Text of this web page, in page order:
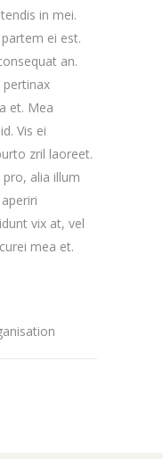
in mei.
ei est.
an.
pertinax
et. Mea
Vis ei
zril laoreet.
alia illum
vix at, vel
mea et.